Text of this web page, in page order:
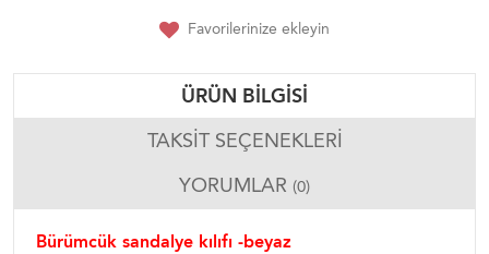
Favorilerinize ekleyin
ÜRÜN BILGISI
TAKSIT SEÇENEKLERI
YORUMLAR (0)
Bürümcük sandalye kılıfı -beyaz